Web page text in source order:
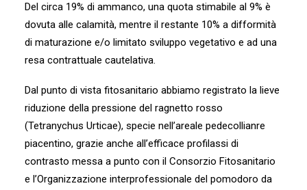
Del circa 19% di ammanco, una quota stimabile al 9% è
dovuta alle calamità, mentre il restante 10% a difformità
di maturazione e/o limitato sviluppo vegetativo e ad una
resa contrattuale cautelativa.
Dal punto di vista fitosanitario abbiamo registrato la lieve
riduzione della pressione del ragnetto rosso
(Tetranychus Urticae), specie nell’areale pedecollianre
piacentino, grazie anche all’efficace profilassi di
contrasto messa a punto con il Consorzio Fitosanitario
e l’Organizzazione interprofessionale del pomodoro da